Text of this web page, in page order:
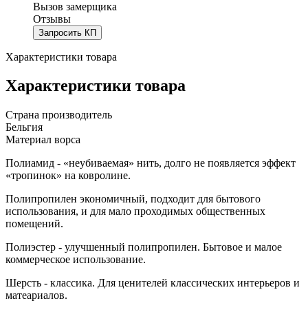
Вызов замерщика
Отзывы
Запросить КП
Характеристики товара
Характеристики товара
Страна производитель
Бельгия
Материал ворса
Полиамид - «неубиваемая» нить, долго не появляется эффект
«тропинок» на ковролине.
Полипропилен экономичный, подходит для бытового
использования, и для мало проходимых общественных
помещений.
Полиэстер - улучшенный полипропилен. Бытовое и малое
коммерческое использование.
Шерсть - классика. Для ценителей классических интерьеров и
матеариалов.